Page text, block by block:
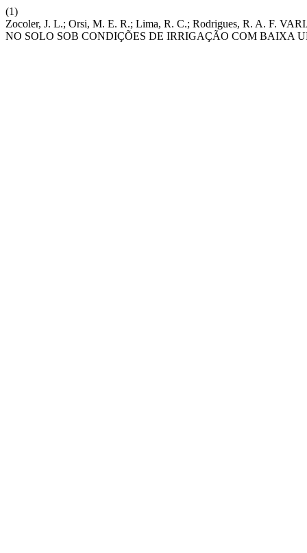
(1)
Zocoler, J. L.; Orsi, M. E. R.; Lima, R. C.; Rodrigues, R. A. F.
NO SOLO SOB CONDIÇÕES DE IRRIGAÇÃO COM BAIXA